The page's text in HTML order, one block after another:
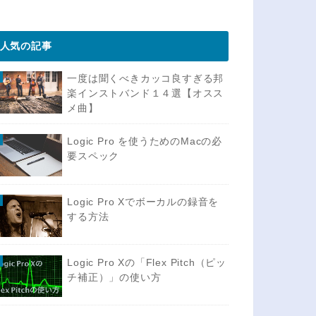
人気の記事
一度は聞くべきカッコ良すぎる邦
楽インストバンド１４選【オスス
メ曲】
Logic Pro を使うためのMacの必
要スペック
Logic Pro Xでボーカルの録音を
する方法
Logic Pro Xの「Flex Pitch（ピッ
チ補正）」の使い方